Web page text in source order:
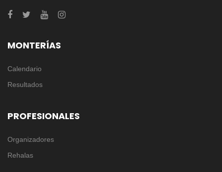
MONTERÍAS
Calendario
Resultados
PROFESIONALES
Organizadores
Rehalas